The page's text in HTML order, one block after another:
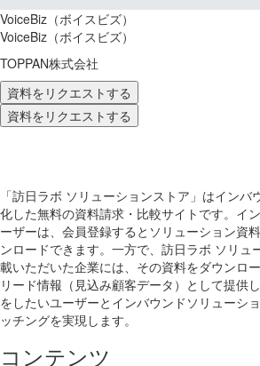
VoiceBiz（ボイスビズ）
VoiceBiz（ボイスビズ）
TOPPAN株式会社
資料をリクエストする
資料をリクエストする
「訪日ラボ ソリューションストア」はイン
化した無料の資料請求・比較サイトです。イ
ーザーは、会員登録するとソリューション資
ンロードできます。一方で、訪日ラボ ソリュ
載いただいた企業には、その資料をダウンロ
リード情報（見込み顧客データ）として提供
をしたいユーザーとインバウンドソリューシ
ッチングを実現します。
コンテンツ